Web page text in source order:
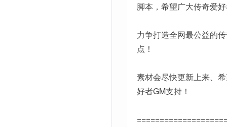
脚本，希望广大传奇爱
力争打造全网最公益的
点！
素材会尽快更新上来、
好者GM支持！